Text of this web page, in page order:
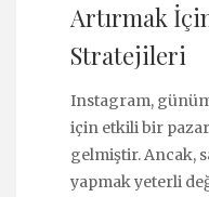
Artırmak
Stratejileri
Instagram,
için etkili bir
gelmiştir. Ancak,
yapmak yeterli